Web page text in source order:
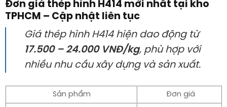
Đơn giá thép hình H414 mới nhất tại kho
TPHCM – Cập nhật liên tục
Giá thép hình H414 hiện dao động từ
17.500 – 24.000 VNĐ/kg, phù hợp với
nhiều nhu cầu xây dựng và sản xuất.
Sản phẩm Đơn giá